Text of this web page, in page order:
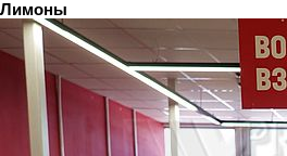
Лимоны